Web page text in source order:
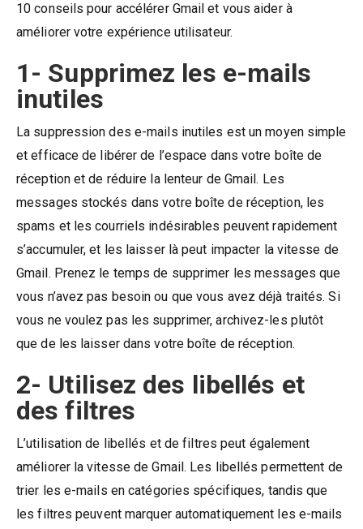
10 conseils pour accélérer Gmail et vous aider à
améliorer votre expérience utilisateur.
1- Supprimez les e-mails
inutiles
La suppression des e-mails inutiles est un moyen simple
et efficace de libérer de l’espace dans votre boîte de
réception et de réduire la lenteur de Gmail. Les
messages stockés dans votre boîte de réception, les
spams et les courriels indésirables peuvent rapidement
s’accumuler, et les laisser là peut impacter la vitesse de
Gmail. Prenez le temps de supprimer les messages que
vous n’avez pas besoin ou que vous avez déjà traités. Si
vous ne voulez pas les supprimer, archivez-les plutôt
que de les laisser dans votre boîte de réception.
2- Utilisez des libellés et
des filtres
L’utilisation de libellés et de filtres peut également
améliorer la vitesse de Gmail. Les libellés permettent de
trier les e-mails en catégories spécifiques, tandis que
les filtres peuvent marquer automatiquement les e-mails